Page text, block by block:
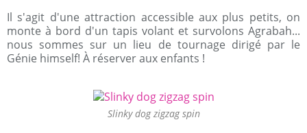
Il s'agit d'une attraction accessible aux plus petits, on
monte à bord d'un tapis volant et survolons Agrabah...
nous sommes sur un lieu de tournage dirigé par le
Génie himself! À réserver aux enfants !
Slinky dog zigzag spin